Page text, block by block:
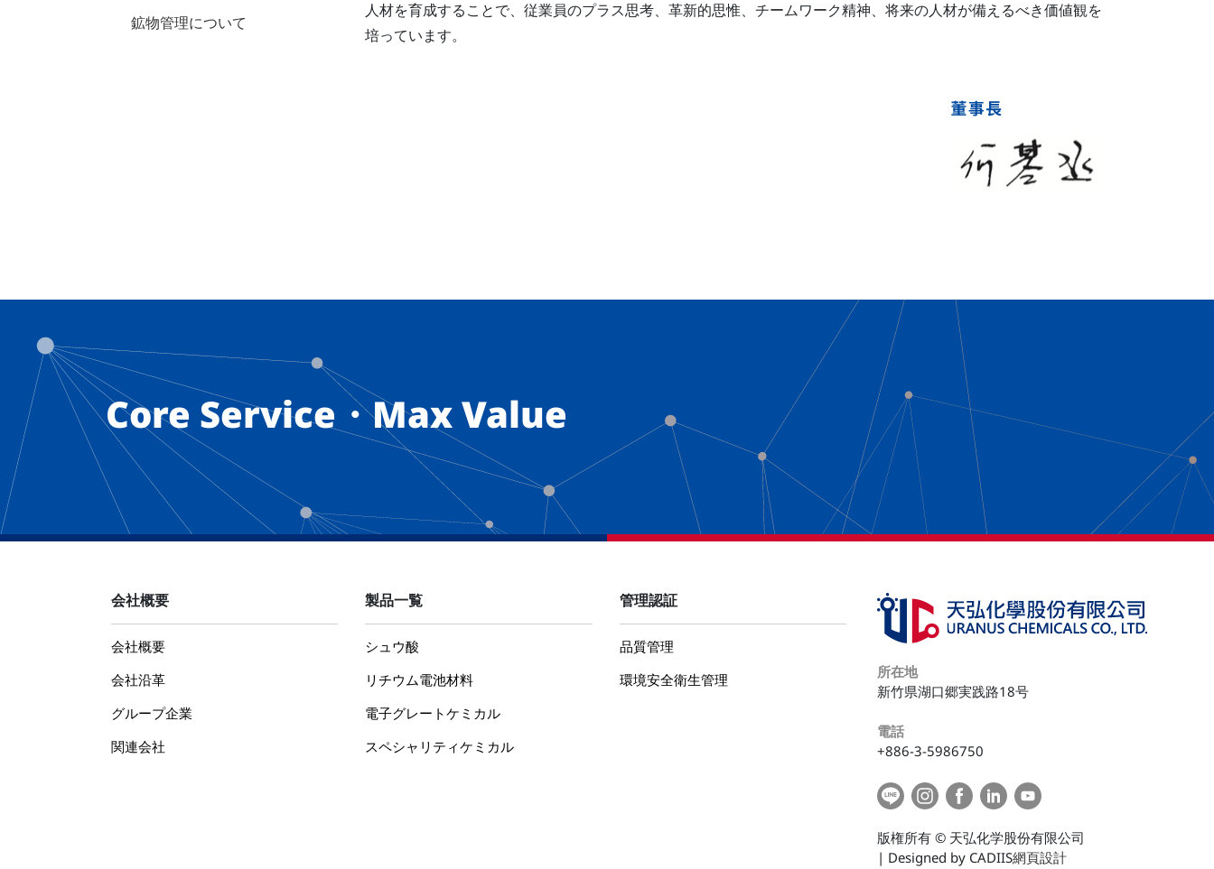
鉱物管理について
人材を育成することで、従業員のプラス思考、革新的思惟、チームワーク精神、将来の人材が備えるべき価値観を
培っています。
Core Service・Max Value
会社概要
会社概要
会社沿革
グループ企業
関連会社
製品一覧
シュウ酸
リチウム電池材料
電子グレートケミカル
スペシャリティケミカル
管理認証
品質管理
環境安全衛生管理
所在地
新竹県湖口郷実践路18号
電話
+886-3-5986750
版権所有 © 天弘化学股份有限公司
| Designed by CADIIS網頁設計